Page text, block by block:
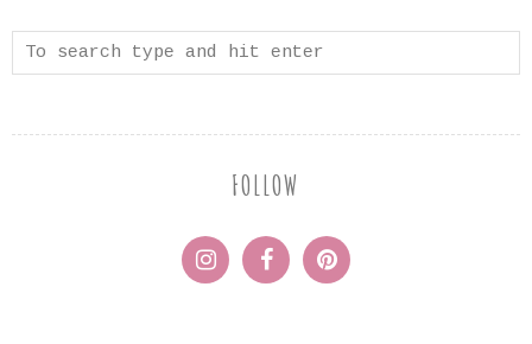
FOLLOW